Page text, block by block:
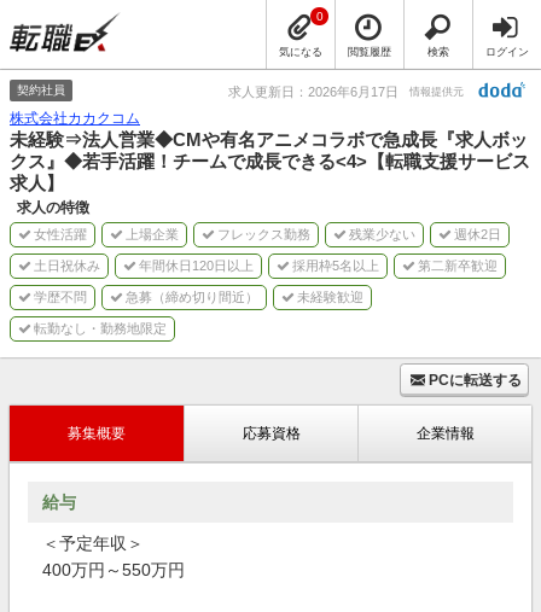
気になる
0
閲覧履歴 検索 ログイン
契約社員 求人更新日：2026年6月17日 情報提供元
株式会社カカクコム
未経験⇒法人営業◆CMや有名アニメコラボで急成長『求人ボッ
クス』◆若手活躍！チームで成長できる<4>【転職支援サービス
求人】
求人の特徴
女性活躍 上場企業 フレックス勤務 残業少ない 週休2日
土日祝休み 年間休日120日以上 採用枠5名以上 第二新卒歓迎
学歴不問 急募（締め切り間近） 未経験歓迎
転勤なし・勤務地限定
PCに転送する
募集概要 応募資格 企業情報
給与
＜予定年収＞
400万円～550万円